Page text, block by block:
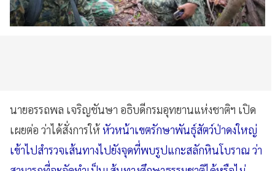
นายอรรถพล เจริญชันษา อธิบดีกรมอุทยานแห่งชาติฯ เปิด
เผยต่อ ว่าได้สั่งการให้หัวหน้าเขตรักษาพันธุ์สัตว์ป่าดงใหญ่
เข้าไปสำรวจเส้นทางไปยังจุดที่พบรูปแกะสลักหินโบราณ ว่า